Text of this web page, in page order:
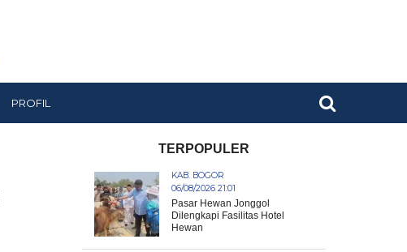
PROFIL
TERPOPULER
KAB. BOGOR
06/08/2026 21:01
Pasar Hewan Jonggol
Dilengkapi Fasilitas Hotel
Hewan